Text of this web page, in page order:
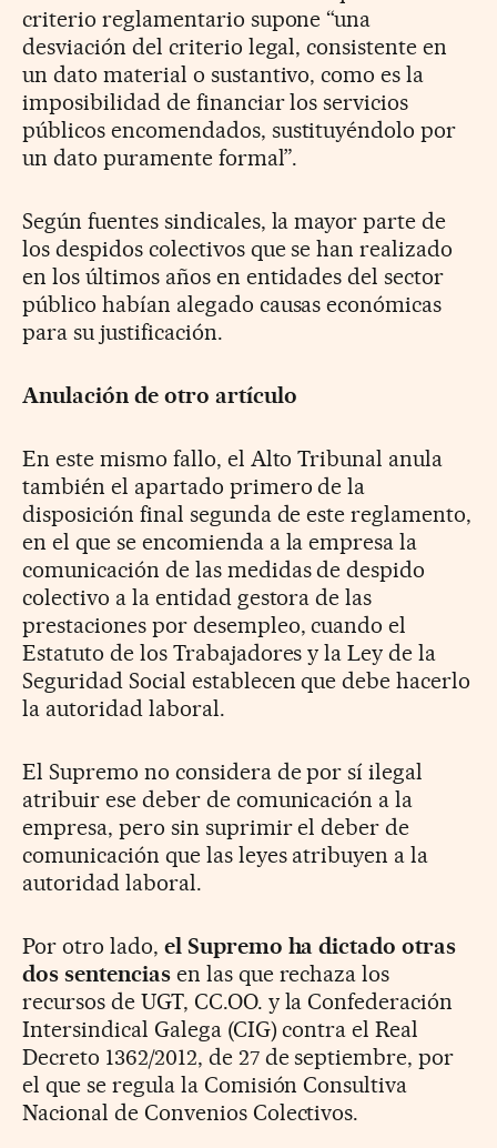
criterio reglamentario supone “una
desviación del criterio legal, consistente en
un dato material o sustantivo, como es la
imposibilidad de financiar los servicios
públicos encomendados, sustituyéndolo por
un dato puramente formal”.
Según fuentes sindicales, la mayor parte de
los despidos colectivos que se han realizado
en los últimos años en entidades del sector
público habían alegado causas económicas
para su justificación.
Anulación de otro artículo
En este mismo fallo, el Alto Tribunal anula
también el apartado primero de la
disposición final segunda de este reglamento,
en el que se encomienda a la empresa la
comunicación de las medidas de despido
colectivo a la entidad gestora de las
prestaciones por desempleo, cuando el
Estatuto de los Trabajadores y la Ley de la
Seguridad Social establecen que debe hacerlo
la autoridad laboral.
El Supremo no considera de por sí ilegal
atribuir ese deber de comunicación a la
empresa, pero sin suprimir el deber de
comunicación que las leyes atribuyen a la
autoridad laboral.
Por otro lado, el Supremo ha dictado otras
dos sentenciasen las que rechaza los
recursos de UGT, CC.OO. y la Confederación
Intersindical Galega (CIG) contra el Real
Decreto 1362/2012, de 27 de septiembre, por
el que se regula la Comisión Consultiva
Nacional de Convenios Colectivos.